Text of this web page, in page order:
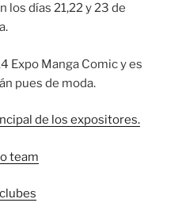
los días 21,22 y 23 de
Expo Manga Comic y es
pues de moda.
de los expositores.
team